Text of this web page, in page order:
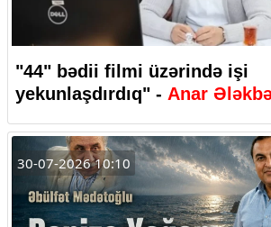
"44" bədii filmi üzərində işi
yekunlaşdırdıq" - Anar
30-07-2026 10:10